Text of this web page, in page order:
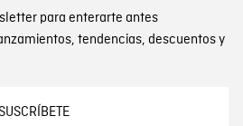
para enterarte antes
tendencias, descuentos y